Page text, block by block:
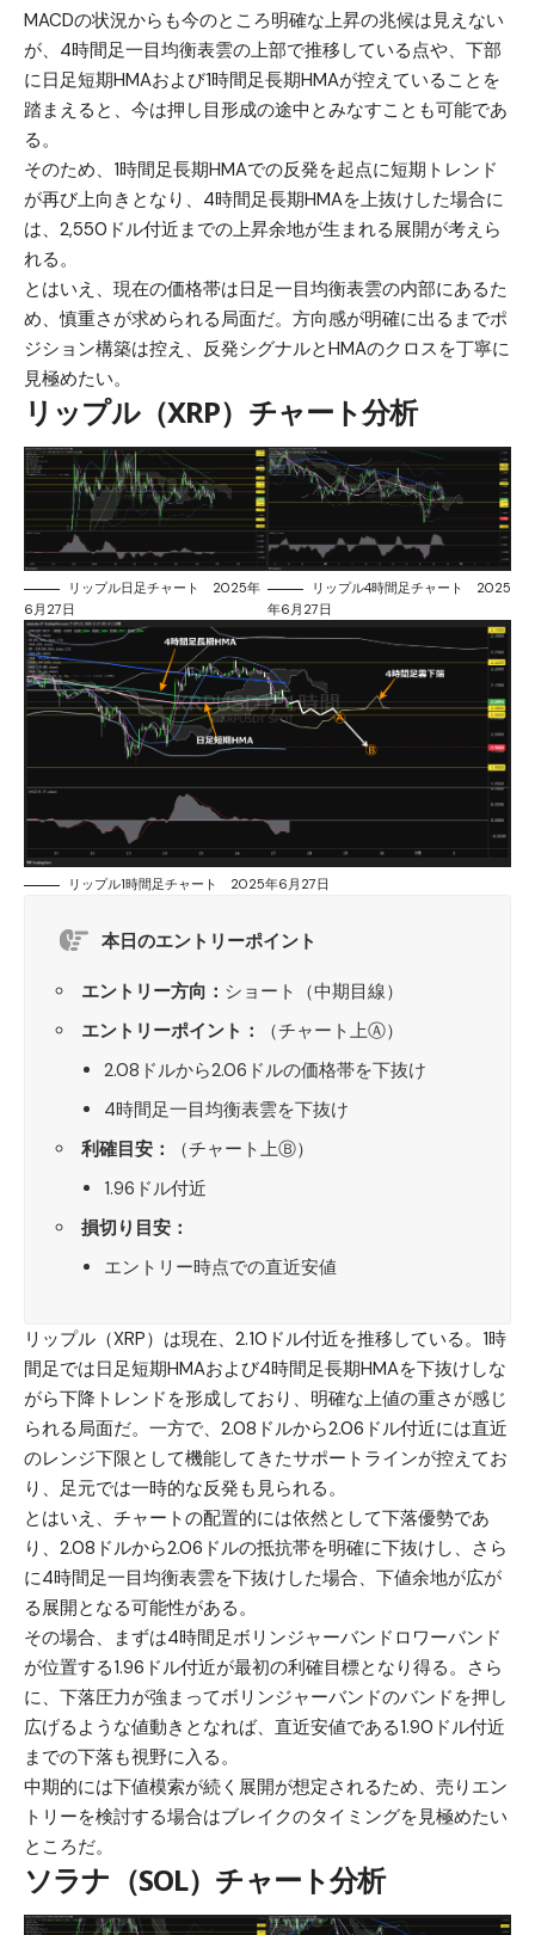
MACDの状況からも今のところ明確な上昇の兆候は見えない
が、4時間足一目均衡表雲の上部で推移している点や、下部
に日足短期HMAおよび1時間足長期HMAが控えていることを
踏まえると、今は押し目形成の途中とみなすことも可能であ
る。
そのため、1時間足長期HMAでの反発を起点に短期トレンド
が再び上向きとなり、4時間足長期HMAを上抜けした場合に
は、2,550ドル付近までの上昇余地が生まれる展開が考えら
れる。
とはいえ、現在の価格帯は日足一目均衡表雲の内部にあるた
め、慎重さが求められる局面だ。方向感が明確に出るまでポ
ジション構築は控え、反発シグナルとHMAのクロスを丁寧に
見極めたい。
リップル（XRP）チャート分析
リップル日足チャート 2025年
6月27日
リップル4時間足チャート 2025
年6月27日
リップル1時間足チャート 2025年6月27日
本日のエントリーポイント
エントリー方向： ショート（中期目線）
エントリーポイント：
（チャート上Ⓐ）
2.08ドルから2.06ドルの価格帯を下抜け
4時間足一目均衡表雲を下抜け
利確目安：
（チャート上Ⓑ）
1.96ドル付近
損切り目安：
エントリー時点での直近安値
リップル（XRP） は現在、2.10ドル付近を推移している。1時
間足では日足短期HMAおよび4時間足長期HMAを下抜けしな
がら下降トレンドを形成しており、明確な上値の重さが感じ
られる局面だ。一方で、2.08ドルから2.06ドル付近には直近
のレンジ下限として機能してきたサポートラインが控えてお
り、足元では一時的な反発も見られる。
とはいえ、チャートの配置的には依然として下落優勢であ
り、2.08ドルから2.06ドルの抵抗帯を明確に下抜けし、さら
に4時間足一目均衡表雲を下抜けした場合、下値余地が広が
る展開となる可能性がある。
その場合、まずは4時間足ボリンジャーバンドロワーバンド
が位置する1.96ドル付近が最初の利確目標となり得る。さら
に、下落圧力が強まってボリンジャーバンドのバンドを押し
広げるような値動きとなれば、直近安値である1.90ドル付近
までの下落も視野に入る。
中期的には下値模索が続く展開が想定されるため、売りエン
トリーを検討する場合はブレイクのタイミングを見極めたい
ところだ。
ソラナ（SOL）チャート分析